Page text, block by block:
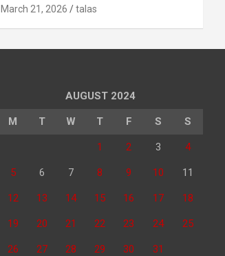
March 21, 2026 talas
AUGUST 2024
M T W T F S S
1 2 3 4
5 6 7 8 9 10 11
12 13 14 15 16 17 18
19 20 21 22 23 24 25
26 27 28 29 30 31